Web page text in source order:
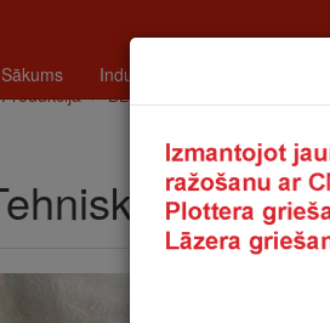
Sākums Industrija
Produkcija
BLĪVĒŠANAS MATERIĀLI
filcs